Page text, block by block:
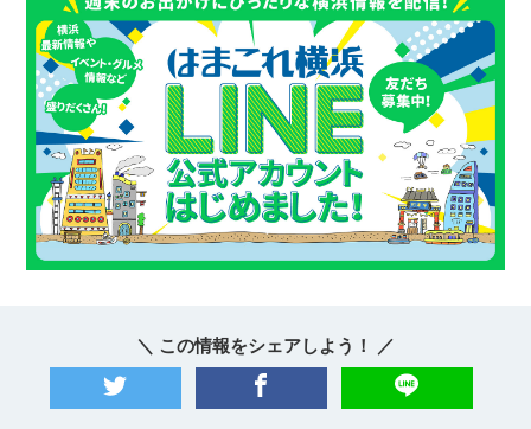
＼ この情報をシェアしよう！ ／